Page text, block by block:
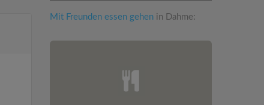
Mit Freunden essen gehen in Dahme: